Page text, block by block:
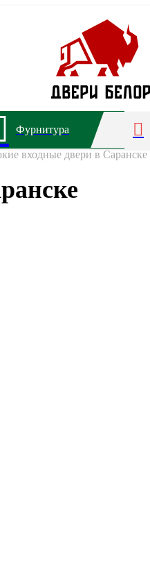
Фурнитура
входные двери в Саранске